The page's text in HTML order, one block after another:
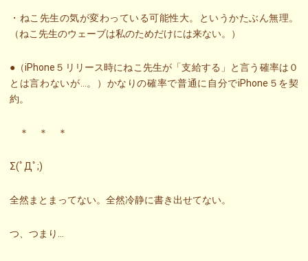
・ねこ先生の気が変わっている可能性大。というかたぶん無理。
（ねこ先生のウェーブは私のためだけには来ない。）
●（iPhone５リリース時にねこ先生が「支給する」と言う確率は０
とは言わないが…。）かなりの確率で普通に自分でiPhone５を契
約。
＊ ＊ ＊
Σ(ﾟДﾟ;)
全然まとまってない。全然冷静に書き出せてない。
つ、つまり…